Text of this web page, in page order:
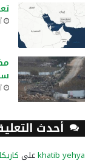
أحدث
khatib yehyaعلى